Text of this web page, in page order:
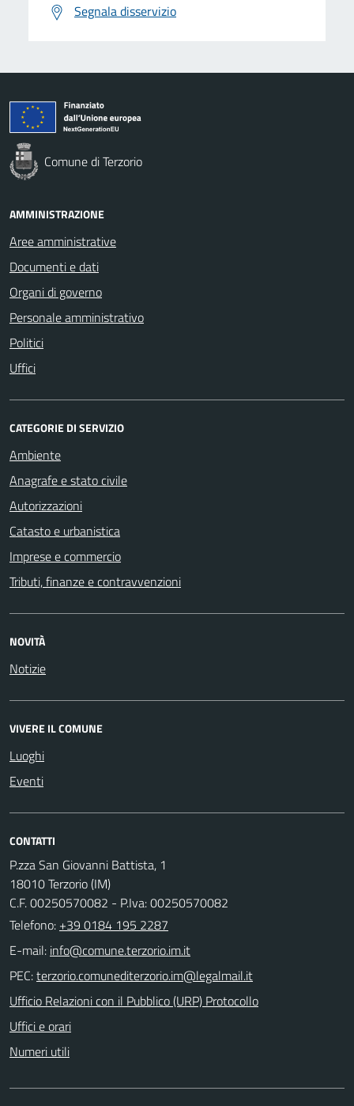
Segnala disservizio
Comune di Terzorio
AMMINISTRAZIONE
Aree amministrative
Documenti e dati
Organi di governo
Personale amministrativo
Politici
Uffici
CATEGORIE DI SERVIZIO
Ambiente
Anagrafe e stato civile
Autorizzazioni
Catasto e urbanistica
Imprese e commercio
Tributi, finanze e contravvenzioni
NOVITÀ
Notizie
VIVERE IL COMUNE
Luoghi
Eventi
CONTATTI
P.zza San Giovanni Battista, 1
18010 Terzorio (IM)
C.F. 00250570082 - P.Iva: 00250570082
Telefono: +39 0184 195 2287
E-mail:
PEC:
Ufficio Relazioni con il Pubblico (URP) Protocollo
Uffici e orari
Numeri utili